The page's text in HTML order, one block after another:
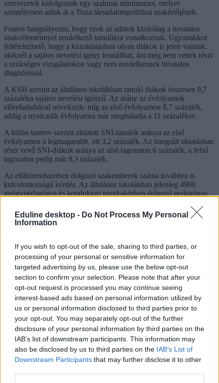
Eduline desktop - Do Not Process My Personal
Information
If you wish to opt-out of the sale, sharing to third parties, or
processing of your personal or sensitive information for
targeted advertising by us, please use the below opt-out
section to confirm your selection. Please note that after your
opt-out request is processed you may continue seeing
interest-based ads based on personal information utilized by
us or personal information disclosed to third parties prior to
your opt-out. You may separately opt-out of the further
disclosure of your personal information by third parties on the
IAB’s list of downstream participants. This information may
also be disclosed by us to third parties on the IAB’s List of
Downstream Participants that may further disclose it to other
szervezetek kidolgoztak egy szakmai minimumot, melyet
személyesen adtak át a Tisza társadalompolitikai szakértőjének.
Fontos hangsúlyozni, hogy ezek az adatok kizárólag a hivatalos
szakvéleménnyel rendelkező tanulókra vonatkoznak. Ugyanakkor
feltételezhető, hogy a közoktatásban olyan diákok is jelen vannak,
akiknél a sajátos nevelési igény fennállhat, ám még nem vettek részt
a szükséges vizsgálatokon vagy nem rendelkeznek hivatalos
diagnózissal.
A KSH szerint az általános iskolákban tanuló diákok összesen 9,7
százaléka sajátos nevelési igényű. Az arány az évfolyamok
előrehaladtával növekszik: míg az első évfolyamon 8,7 százalék,
addig a nyolcadik évfolyamra már meghaladja a 11 százalékot.
A külön tanterv szerint oktatott SNI-tanulók aránya az első
évfolyamon a legmagasabb, ott 3,2 százalék. Az integrált oktatásban
részt vevő SNI-diákok aránya az alsó tagozaton 6 százalék, a felső
tagozaton pedig már 8,3 százalék.
Az ellátórendszerben dolgozó szakemberek száma továbbra is
kulcsfontosságú kérdés. Az általános iskolákban jelenleg 4900
gyógypedagógus és konduktori munkakörben dolgozó pedagógus
valamint az utazó gyógypedagógusi és konduktori hálózatban
további 1404 szakember dolgozik azon, hogy a sajátos nevelési
TASZ: jogsértő fegyelmi eljárásokkal szorítják ki az
SNI-s gyerekeket az iskolák, mert nem képesek
kezelni a nehézségeiket
A szervezet szerint az SNI-s gyerekek agresszív megnyilvánulásai
gyakran a megfelelő segítség hiányából fakadnak az oktatási
intézményekben.